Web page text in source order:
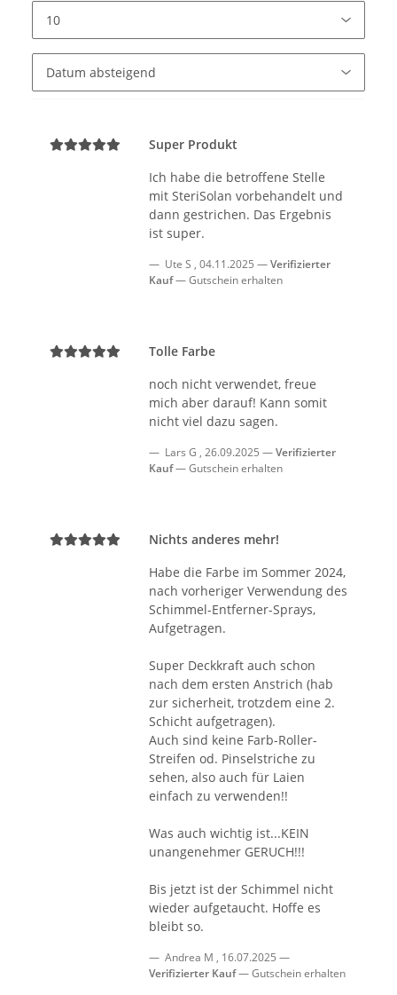
Super Produkt
Ich habe die betroffene Stelle
mit SteriSolan vorbehandelt und
dann gestrichen. Das Ergebnis
ist super.
Ute S , 04.11.2025
Verifizierter
Kauf
Gutschein erhalten
Tolle Farbe
noch nicht verwendet, freue
mich aber darauf! Kann somit
nicht viel dazu sagen.
Lars G , 26.09.2025
Verifizierter
Kauf
Gutschein erhalten
Nichts anderes mehr!
Habe die Farbe im Sommer 2024,
nach vorheriger Verwendung des
Schimmel-Entferner-Sprays,
Aufgetragen.
Super Deckkraft auch schon
nach dem ersten Anstrich (hab
zur sicherheit, trotzdem eine 2.
Schicht aufgetragen).
Auch sind keine Farb-Roller-
Streifen od. Pinselstriche zu
sehen, also auch für Laien
einfach zu verwenden!!
Was auch wichtig ist...KEIN
unangenehmer GERUCH!!!
Bis jetzt ist der Schimmel nicht
wieder aufgetaucht. Hoffe es
bleibt so.
Andrea M , 16.07.2025
Verifizierter Kauf
Gutschein erhalten